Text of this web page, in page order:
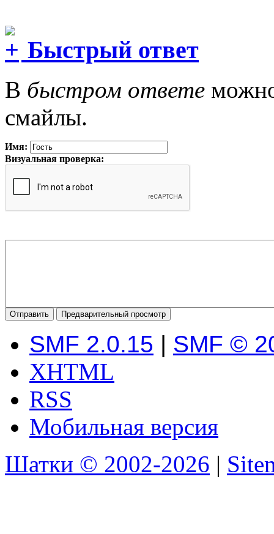
Быстрый ответ
В быстром ответе
смайлы.
Имя:
Визуальная проверка:
SMF 2.0.15 | SMF ©
XHTML
RSS
Мобильная версия
Шатки © 2002-2026 |